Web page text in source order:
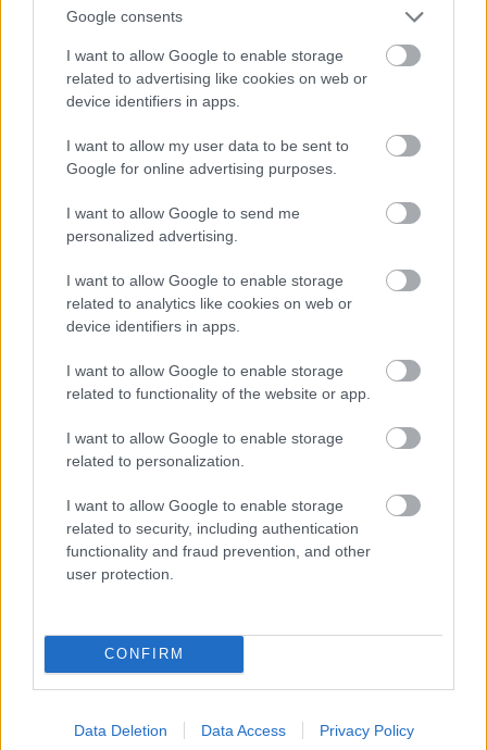
Google consents
I want to allow Google to enable storage
related to advertising like cookies on web or
device identifiers in apps.
I want to allow my user data to be sent to
Google for online advertising purposes.
I want to allow Google to send me
personalized advertising.
I want to allow Google to enable storage
related to analytics like cookies on web or
device identifiers in apps.
I want to allow Google to enable storage
related to functionality of the website or app.
I want to allow Google to enable storage
related to personalization.
I want to allow Google to enable storage
related to security, including authentication
functionality and fraud prevention, and other
user protection.
CONFIRM
Data Deletion Data Access Privacy Policy
Charlie Chaplin koporsóját betonnal
öntötték ki, miután 1978 februárjában egy
lengyel és egy bolgár bűnöző ellopta a
holttestet a svájci sírjából. 600 ezer
de végül több, mint 200 nyilvános
telefonfülkének megfigyelése
eredményeként sikerült elfogni őket.